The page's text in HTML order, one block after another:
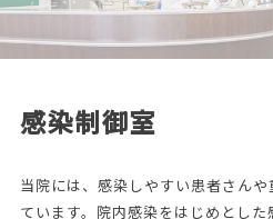
感染制御室
当院には、感染しやすい患者さん
ています。院内感染をはじめとし